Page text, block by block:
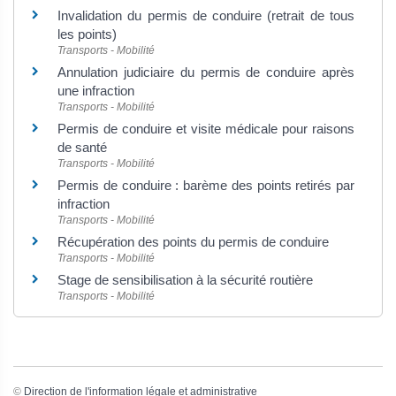
Invalidation du permis de conduire (retrait de tous
les points)
Transports - Mobilité
Annulation judiciaire du permis de conduire après
une infraction
Transports - Mobilité
Permis de conduire et visite médicale pour raisons
de santé
Transports - Mobilité
Permis de conduire : barème des points retirés par
infraction
Transports - Mobilité
Récupération des points du permis de conduire
Transports - Mobilité
Stage de sensibilisation à la sécurité routière
Transports - Mobilité
© Direction de l'information légale et administrative